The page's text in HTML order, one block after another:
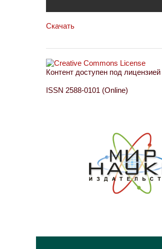
Скачать
Контент доступен под лицензией
ISSN 2588-0101 (Online)